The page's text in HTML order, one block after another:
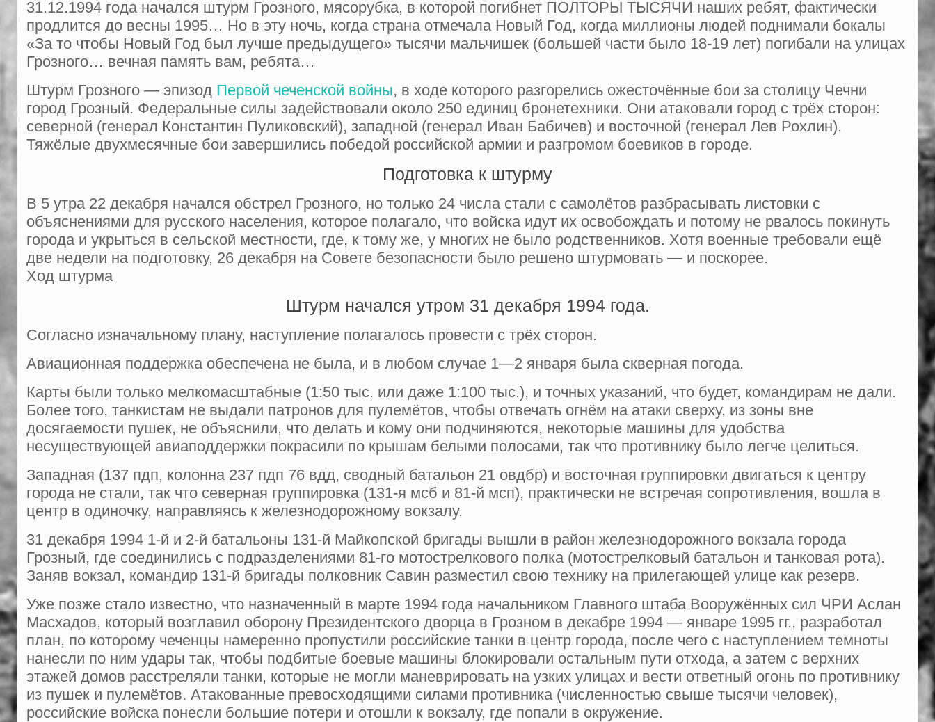
31.12.1994 года начался штурм Грозного, мясорубка, в которой погибнет ПОЛТОРЫ ТЫСЯЧИ наших ребят, фактически
продлится до весны 1995… Но в эту ночь, когда страна отмечала Новый Год, когда миллионы людей поднимали бокалы
«За то чтобы Новый Год был лучше предыдущего» тысячи мальчишек (большей части было 18-19 лет) погибали на улицах
Грозного… вечная память вам, ребята…
Штурм Грозного — эпизод Первой чеченской войны, в ходе которого разгорелись ожесточённые бои за столицу Чечни
город Грозный. Федеральные силы задействовали около 250 единиц бронетехники. Они атаковали город с трёх сторон:
северной (генерал Константин Пуликовский), западной (генерал Иван Бабичев) и восточной (генерал Лев Рохлин).
Тяжёлые двухмесячные бои завершились победой российской армии и разгромом боевиков в городе.
Подготовка к штурму
В 5 утра 22 декабря начался обстрел Грозного, но только 24 числа стали с самолётов разбрасывать листовки с
объяснениями для русского населения, которое полагало, что войска идут их освобождать и потому не рвалось покинуть
города и укрыться в сельской местности, где, к тому же, у многих не было родственников. Хотя военные требовали ещё
две недели на подготовку, 26 декабря на Совете безопасности было решено штурмовать — и поскорее.
Ход штурма
Штурм начался утром 31 декабря 1994 года.
Согласно изначальному плану, наступление полагалось провести с трёх сторон.
Авиационная поддержка обеспечена не была, и в любом случае 1—2 января была скверная погода.
Карты были только мелкомасштабные (1:50 тыс. или даже 1:100 тыс.), и точных указаний, что будет, командирам не дали.
Более того, танкистам не выдали патронов для пулемётов, чтобы отвечать огнём на атаки сверху, из зоны вне
досягаемости пушек, не объяснили, что делать и кому они подчиняются, некоторые машины для удобства
несуществующей авиаподдержки покрасили по крышам белыми полосами, так что противнику было легче целиться.
Западная (137 пдп, колонна 237 пдп 76 вдд, сводный батальон 21 овдбр) и восточная группировки двигаться к центру
города не стали, так что северная группировка (131-я мсб и 81-й мсп), практически не встречая сопротивления, вошла в
центр в одиночку, направляясь к железнодорожному вокзалу.
31 декабря 1994 1-й и 2-й батальоны 131-й Майкопской бригады вышли в район железнодорожного вокзала города
Грозный, где соединились с подразделениями 81-го мотострелкового полка (мотострелковый батальон и танковая рота).
Заняв вокзал, командир 131-й бригады полковник Савин разместил свою технику на прилегающей улице как резерв.
Уже позже стало известно, что назначенный в марте 1994 года начальником Главного штаба Вооружённых сил ЧРИ Аслан
Масхадов, который возглавил оборону Президентского дворца в Грозном в декабре 1994 — январе 1995 гг., разработал
план, по которому чеченцы намеренно пропустили российские танки в центр города, после чего с наступлением темноты
нанесли по ним удары так, чтобы подбитые боевые машины блокировали остальным пути отхода, а затем с верхних
этажей домов расстреляли танки, которые не могли маневрировать на узких улицах и вести ответный огонь по противнику
из пушек и пулемётов. Атакованные превосходящими силами противника (численностью свыше тысячи человек),
российские войска понесли большие потери и отошли к вокзалу, где попали в окружение.